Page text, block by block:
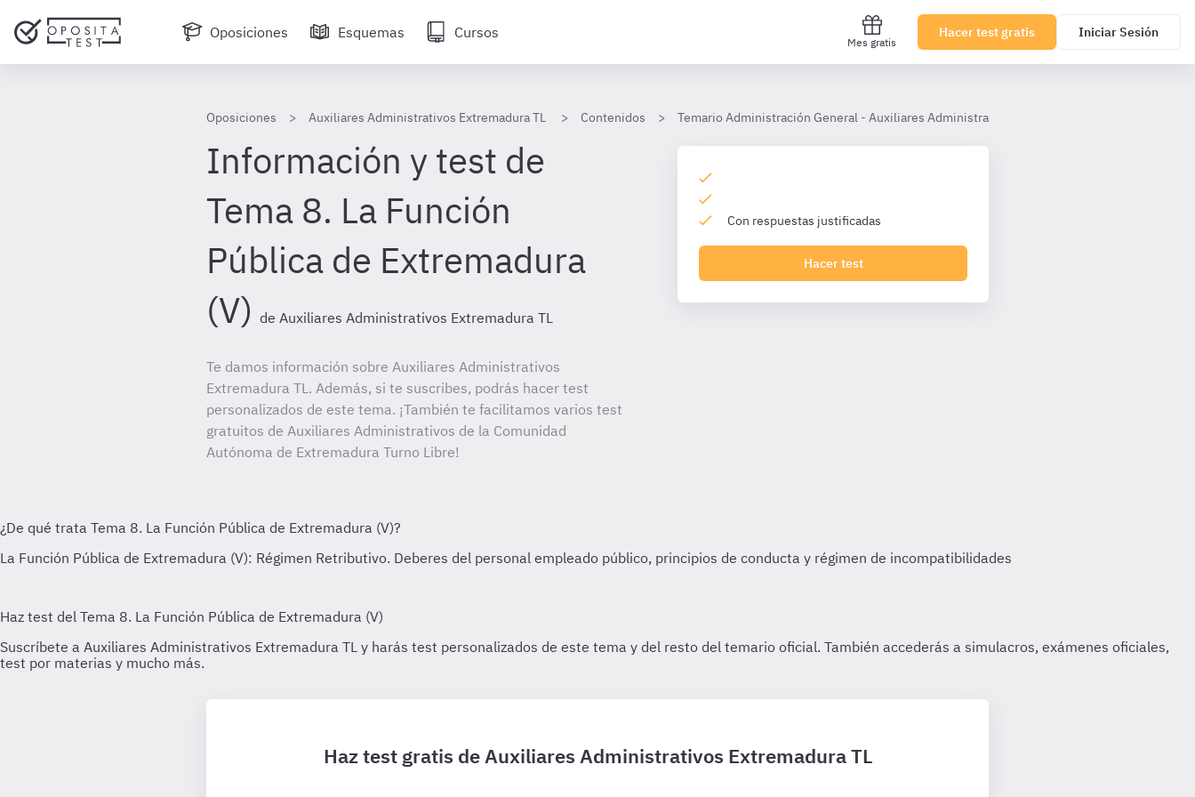
Oposiciones Esquemas Cursos
Mes gratis
Hacer test gratis Iniciar Sesión
Oposiciones Auxiliares Administrativos Extremadura TL Contenidos Temario Administración General - Auxiliares Administrativos Extremadura TL [Auxiliares
Información y test de
Tema 8. La Función
Pública de Extremadura
(V) de Auxiliares Administrativos Extremadura TL
Te damos información sobre Auxiliares Administrativos
Extremadura TL. Además, si te suscribes, podrás hacer test
personalizados de este tema. ¡También te facilitamos varios test
gratuitos de Auxiliares Administrativos de la Comunidad
Autónoma de Extremadura Turno Libre!
Con respuestas justificadas
Hacer test
Haz test gratis de Auxiliares Administrativos Extremadura TL